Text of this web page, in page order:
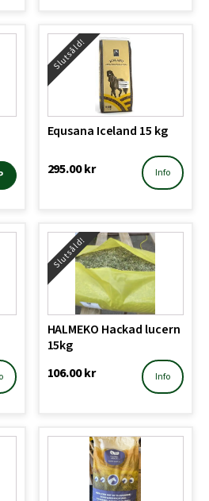
Slutsåld!
Equsana Iceland 15 kg
295.00kr Info
Slutsåld!
HALMEKO Hackad lucern
15kg
106.00kr Info